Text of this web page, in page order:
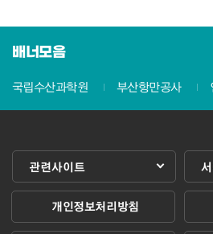
배너모음
국립수산과학원
부산항만공사
개인정보처리방침
관련사이트